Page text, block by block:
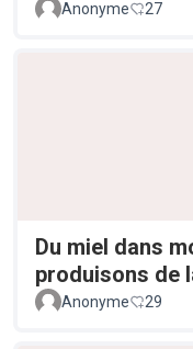
Anonyme 27
Du miel dans
produisons de
Anonyme 29